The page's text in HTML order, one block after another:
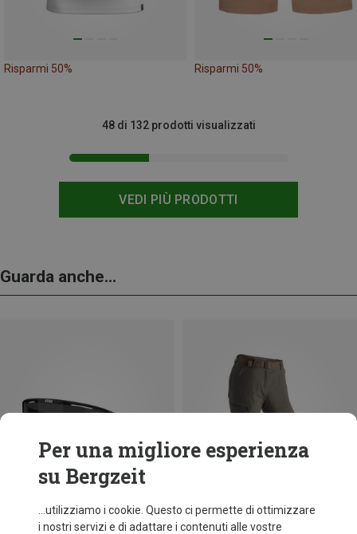
Risparmi 50% Risparmi 50%
VEDI PIÙ PRODOTTI
48 di 132 prodotti visualizzati
Guarda anche...
Per una migliore esperienza
su Bergzeit
...utilizziamo i cookie. Questo ci permette di ottimizzare
i nostri servizi e di adattare i contenuti alle vostre